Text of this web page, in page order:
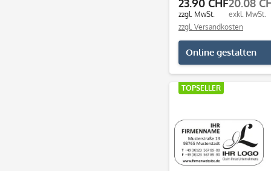
23.90 CHF
zzgl. MwSt.
20.08
exkl. MwSt.
zzgl. Versandkosten
Online gestalten
TOPSELLER